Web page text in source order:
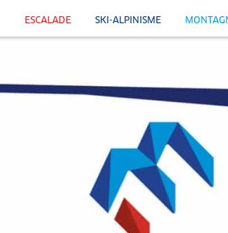
ESCALADE SKI-ALPINISME